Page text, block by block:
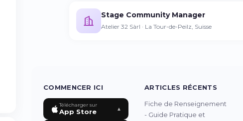
Stage Community Manager
Atelier 32 Sàrl · La Tour-de-Peilz, Suisse
COMMENCER ICI
Télécharger sur
App Store ▲
ARTICLES RÉCENTS
Fiche de Renseignement
- Guide Pratique et